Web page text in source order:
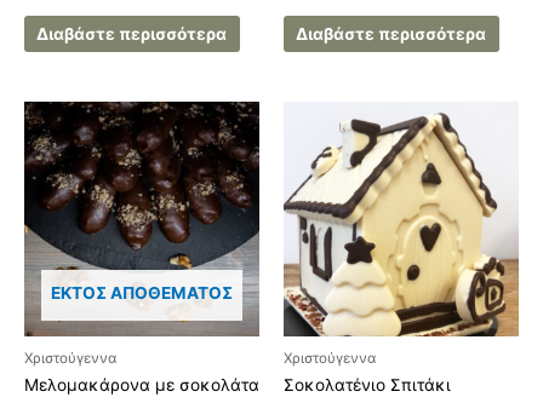
Διαβάστε περισσότερα Διαβάστε περισσότερα
ΕΚΤΌΣ ΑΠΟΘΈΜΑΤΟΣ
Χριστούγεννα
Μελομακάρονα με σοκολάτα
Χριστούγεννα
Σοκολατένιο Σπιτάκι